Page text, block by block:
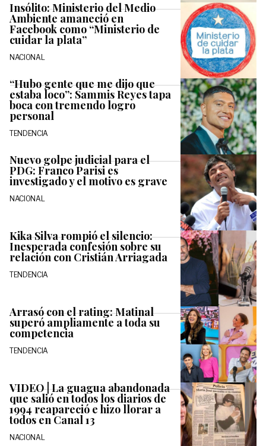
Insólito: Ministerio del Medio
Ambiente amaneció en
Facebook como “Ministerio de
cuidar la plata”
NACIONAL
“Hubo gente que me dijo que
estaba loco”: Sammis Reyes tapa
boca con tremendo logro
personal
TENDENCIA
Nuevo golpe judicial para el
PDG: Franco Parisi es
investigado y el motivo es grave
NACIONAL
Kika Silva rompió el silencio:
Inesperada confesión sobre su
relación con Cristián Arriagada
TENDENCIA
Arrasó con el rating: Matinal
superó ampliamente a toda su
competencia
TENDENCIA
VIDEO | La guagua abandonada
que salió en todos los diarios de
1994 reapareció e hizo llorar a
todos en Canal 13
NACIONAL